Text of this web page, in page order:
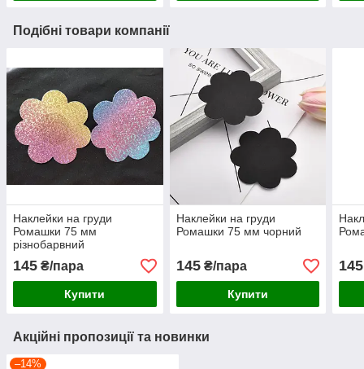
Подібні товари компанії
Наклейки на груди
Ромашки 75 мм
різнобарвний
145 ₴/пара
Купити
Наклейки на груди
Ромашки 75 мм чорний
145₴/пара
Купити
145
Акційні пропозиції та новинки
–14%